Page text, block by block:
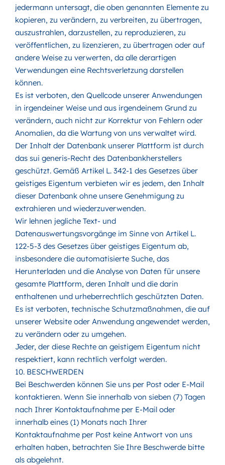
jedermann untersagt, die oben genannten Elemente zu
kopieren, zu verändern, zu verbreiten, zu übertragen,
auszustrahlen, darzustellen, zu reproduzieren, zu
veröffentlichen, zu lizenzieren, zu übertragen oder auf
andere Weise zu verwerten, da alle derartigen
Verwendungen eine Rechtsverletzung darstellen
können.
Es ist verboten, den Quellcode unserer Anwendungen
in irgendeiner Weise und aus irgendeinem Grund zu
verändern, auch nicht zur Korrektur von Fehlern oder
Anomalien, da die Wartung von uns verwaltet wird.
Der Inhalt der Datenbank unserer Plattform ist durch
das sui generis-Recht des Datenbankherstellers
geschützt. Gemäß Artikel L. 342-1 des Gesetzes über
geistiges Eigentum verbieten wir es jedem, den Inhalt
dieser Datenbank ohne unsere Genehmigung zu
extrahieren und wiederzuverwenden.
Wir lehnen jegliche Text- und
Datenauswertungsvorgänge im Sinne von Artikel L.
122-5-3 des Gesetzes über geistiges Eigentum ab,
insbesondere die automatisierte Suche, das
Herunterladen und die Analyse von Daten für unsere
gesamte Plattform, deren Inhalt und die darin
enthaltenen und urheberrechtlich geschützten Daten.
Es ist verboten, technische Schutzmaßnahmen, die auf
unserer Website oder Anwendung angewendet werden,
zu verändern oder zu umgehen.
Jeder, der diese Rechte an geistigem Eigentum nicht
respektiert, kann rechtlich verfolgt werden.
10. BESCHWERDEN
Bei Beschwerden können Sie uns per Post oder E-Mail
kontaktieren. Wenn Sie innerhalb von sieben (7) Tagen
nach Ihrer Kontaktaufnahme per E-Mail oder
innerhalb eines (1) Monats nach Ihrer
Kontaktaufnahme per Post keine Antwort von uns
erhalten haben, betrachten Sie Ihre Beschwerde bitte
als abgelehnt.